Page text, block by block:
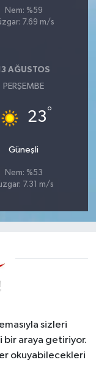
Nem: %59
7.69 m/s
AĞUSTOS
PERŞEMBE
23°
Güneşli
Nem: %53
7.31 m/s
sizleri
bir araya getiriyor.
okuyabilecekleri